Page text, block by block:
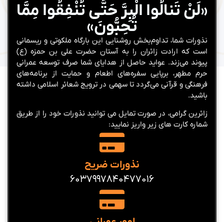
«لَنْ تَنالُوا الْبِرَّ حَتَّى تُنْفِقُوا مِمَّا
تُحِبُّونَ»
نذورات شما، تداوم‌بخش روشنایی این بارگاه ملکوتی و ریسمانی
است که ارادت زائران را به آستان حضرت علی بن حمزه (ع)
پیوند می‌زند. عواید حاصل از هدایای شما صرف توسعه عمرانی
حرم مطهر، برپایی سفره‌های اطعام و حمایت از برنامه‌های
فرهنگی و قرآنی می‌گردد تا سهمی در ترویج شعائر اسلامی داشته
باشید.
زائرین گرامی، در صورت تمایل می توانید نذورات خود را از طریق
شماره کارت های زیر واریز نمایید:
نذورات ضریح
6037997840477016